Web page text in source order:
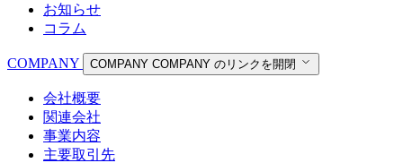
お知らせ
コラム
COMPANY COMPANY COMPANY のリンクを開閉
会社概要
関連会社
事業内容
主要取引先